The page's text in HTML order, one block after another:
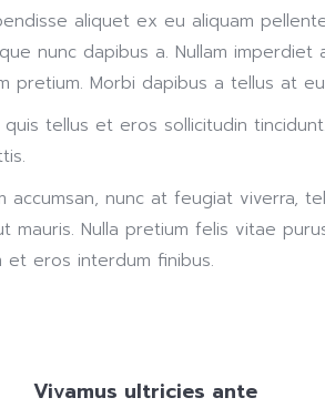
aliquet ex eu aliquam
nunc dapibus a. Nullam
pretium. Morbi dapibus a tellus at
quis tellus et eros sollicitudin
accumsan, nunc at feugiat viverra,
mauris. Nulla pretium felis vitae
et eros interdum finibus.
Vivamus ultricies ante